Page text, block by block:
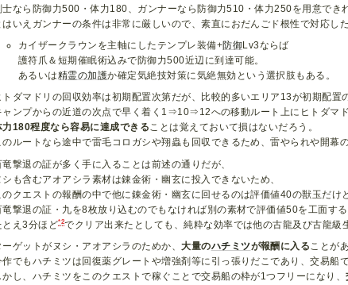
士なら防御力500・体力180、ガンナーなら防御力510・体力250を用意でき
はいえガンナーの条件は非常に厳しいので、素直におだんごド根性で対応し
カイザークラウンを主軸にしたテンプレ装備+防御Lv3ならば
護符爪＆短期催眠術込みで防御力500近辺に到達可能。
あるいは精霊の加護か確定気絶技対策に気絶無効という選択肢もある。
トダマドリの回収効率は初期配置次第だが、比較的多いエリア13が初期配置
ャンプからの近道の次点で早く着く1⇒10⇒12への移動ルート上にヒトダマド
力180程度なら容易に達成できることは覚えておいて損はないだろう。
のルートなら途中で雷毛コロガシや翔蟲も回収できるため、雷やられや開幕
竜撃退の証が多く手に入ることは前述の通りだが、
シも含むアオアシラ素材は錬金術・幽玄に投入できないため、
のクエストの報酬の中で他に錬金術・幽玄に回せるのは評価値40の獣玉だけ
竜撃退の証・九を8枚放り込むのでもなければ別の素材で評価値50を工面する
とえ3分ほど*2でクリア出来たとしても、純粋な効率では他の古龍及び古龍級
ーゲットがヌシ・アオアシラのためか、大量のハチミツが報酬に入ることが
作でもハチミツは回復薬グレートや増強剤等に引っ張りだこであり、交易船
かし、ハチミツをこのクエストで稼ぐことで交易船の枠が1つフリーになり、